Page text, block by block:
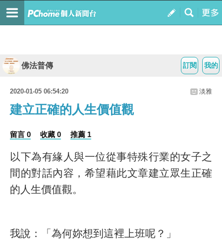
我的
訂閱
佛法普傳
2020-01-05 06:54:20 淡雅
建立正確的人生價值觀
留言 0 收藏 0 推薦 1
以下為有緣人與一位從事特殊行業的女子之
間的對話內容，希望藉此文章建立眾生正確
的人生價值觀。
我說：「為何妳想到這裡上班呢？」